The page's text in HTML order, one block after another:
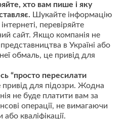
хто вам пише і яку
Шукайте інформацію
перевіряйте
сайт. Якщо компанія не
в Україні або
обмаль, це привід для
“просто пересилати
для підозри. Жодна
не буде платити вам за
операції, не вимагаючи
кваліфікації.